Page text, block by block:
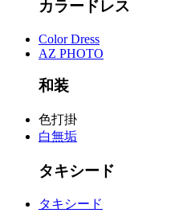
カラードレス
Color Dress
AZ PHOTO
和装
色打掛
白無垢
タキシード
タキシード